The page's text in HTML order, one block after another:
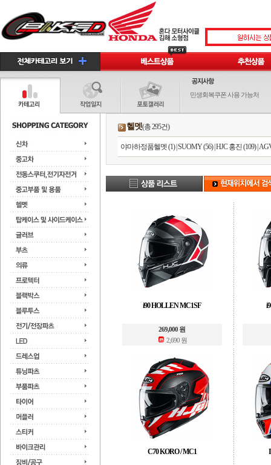
민생회복쿠폰 사용 가능처
헬멧(총 295건)
야마하정품헬멧 (1)|SUOMY (56)|HJC 홍진 (109)|
i90 HOLLEN MC1SF
269,000 원
2,690 원
C70 KORO / MC1